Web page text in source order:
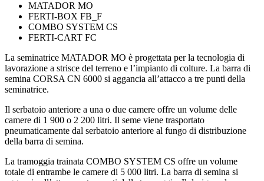
MATADOR MO
FERTI-BOX FB_F
COMBO SYSTEM CS
FERTI-CART FC
La seminatrice MATADOR MO è progettata per la tecnologia di
lavorazione a strisce del terreno e l’impianto di colture. La barra di
semina CORSA CN 6000 si aggancia all’attacco a tre punti della
seminatrice.
Il serbatoio anteriore a una o due camere offre un volume delle
camere di 1 900 o 2 200 litri. Il seme viene trasportato
pneumaticamente dal serbatoio anteriore al fungo di distribuzione
della barra di semina.
La tramoggia trainata COMBO SYSTEM CS offre un volume
totale di entrambe le camere di 5 000 litri. La barra di semina si